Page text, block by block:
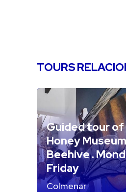
TOURS
Guided tour
Honey
Beehive .
Friday
Colmenar